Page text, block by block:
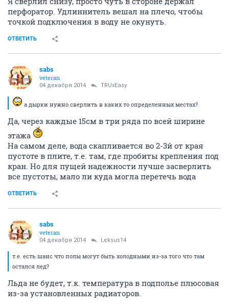
перфоратор. Удлиннитель вешал на плечо, чтобы
точкой подключения в воду не окунуть.
ОТВЕТИТЬ
sabs
veteran
04 декабря 2014 TRUxEasy
а дырки нужно сверлить в каких то определенных местах?
Да, через каждые 15см в три ряда по всей ширине
этажа
На самом деле, вода скапливается во 2-3й от края
пустоте в плите, т.е. там, где пробиты крепления под
кран. Но для пущей надежности лучше засверлить
все пустоты, мало ли куда могла перетечь вода
ОТВЕТИТЬ
sabs
veteran
04 декабря 2014 Leksus14
т.е. есть шанс что полы могут быть холодными из-за того что там
остался лед?
Льда не будет, т.к. температура в подполье плюсовая
из-за установленных радиаторов.